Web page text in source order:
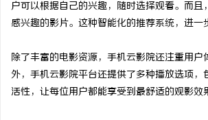
户可以根据自己的兴趣，随时选择观看。而
感兴趣的影片。这种智能化的推荐系统，进
除了丰富的电影资源，手机云影院还注重用
外，手机云影院平台还提供了多种播放选项
活性，让每位用户都能享受到最舒适的观影效